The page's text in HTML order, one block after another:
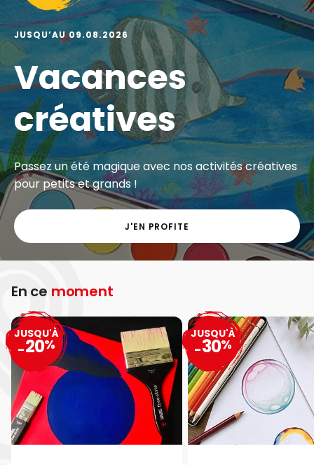
JUSQU’AU 09.08.2026
Vacances
créatives
Passez un été magique avec nos activités créatives
pour petits et grands !
J'EN PROFITE
En ce moment
JUSQU'À
-20%
JUSQU'À
-30%